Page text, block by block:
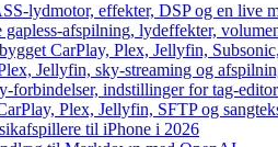
lydmotor, effekter, DSP og en live
afspilning, lydeffekter,
CarPlay, Plex, Jellyfin,
Jellyfin, sky-streaming og
forbindelser, indstillinger for tag-
Plex, Jellyfin, SFTP og
til iPhone i 2026